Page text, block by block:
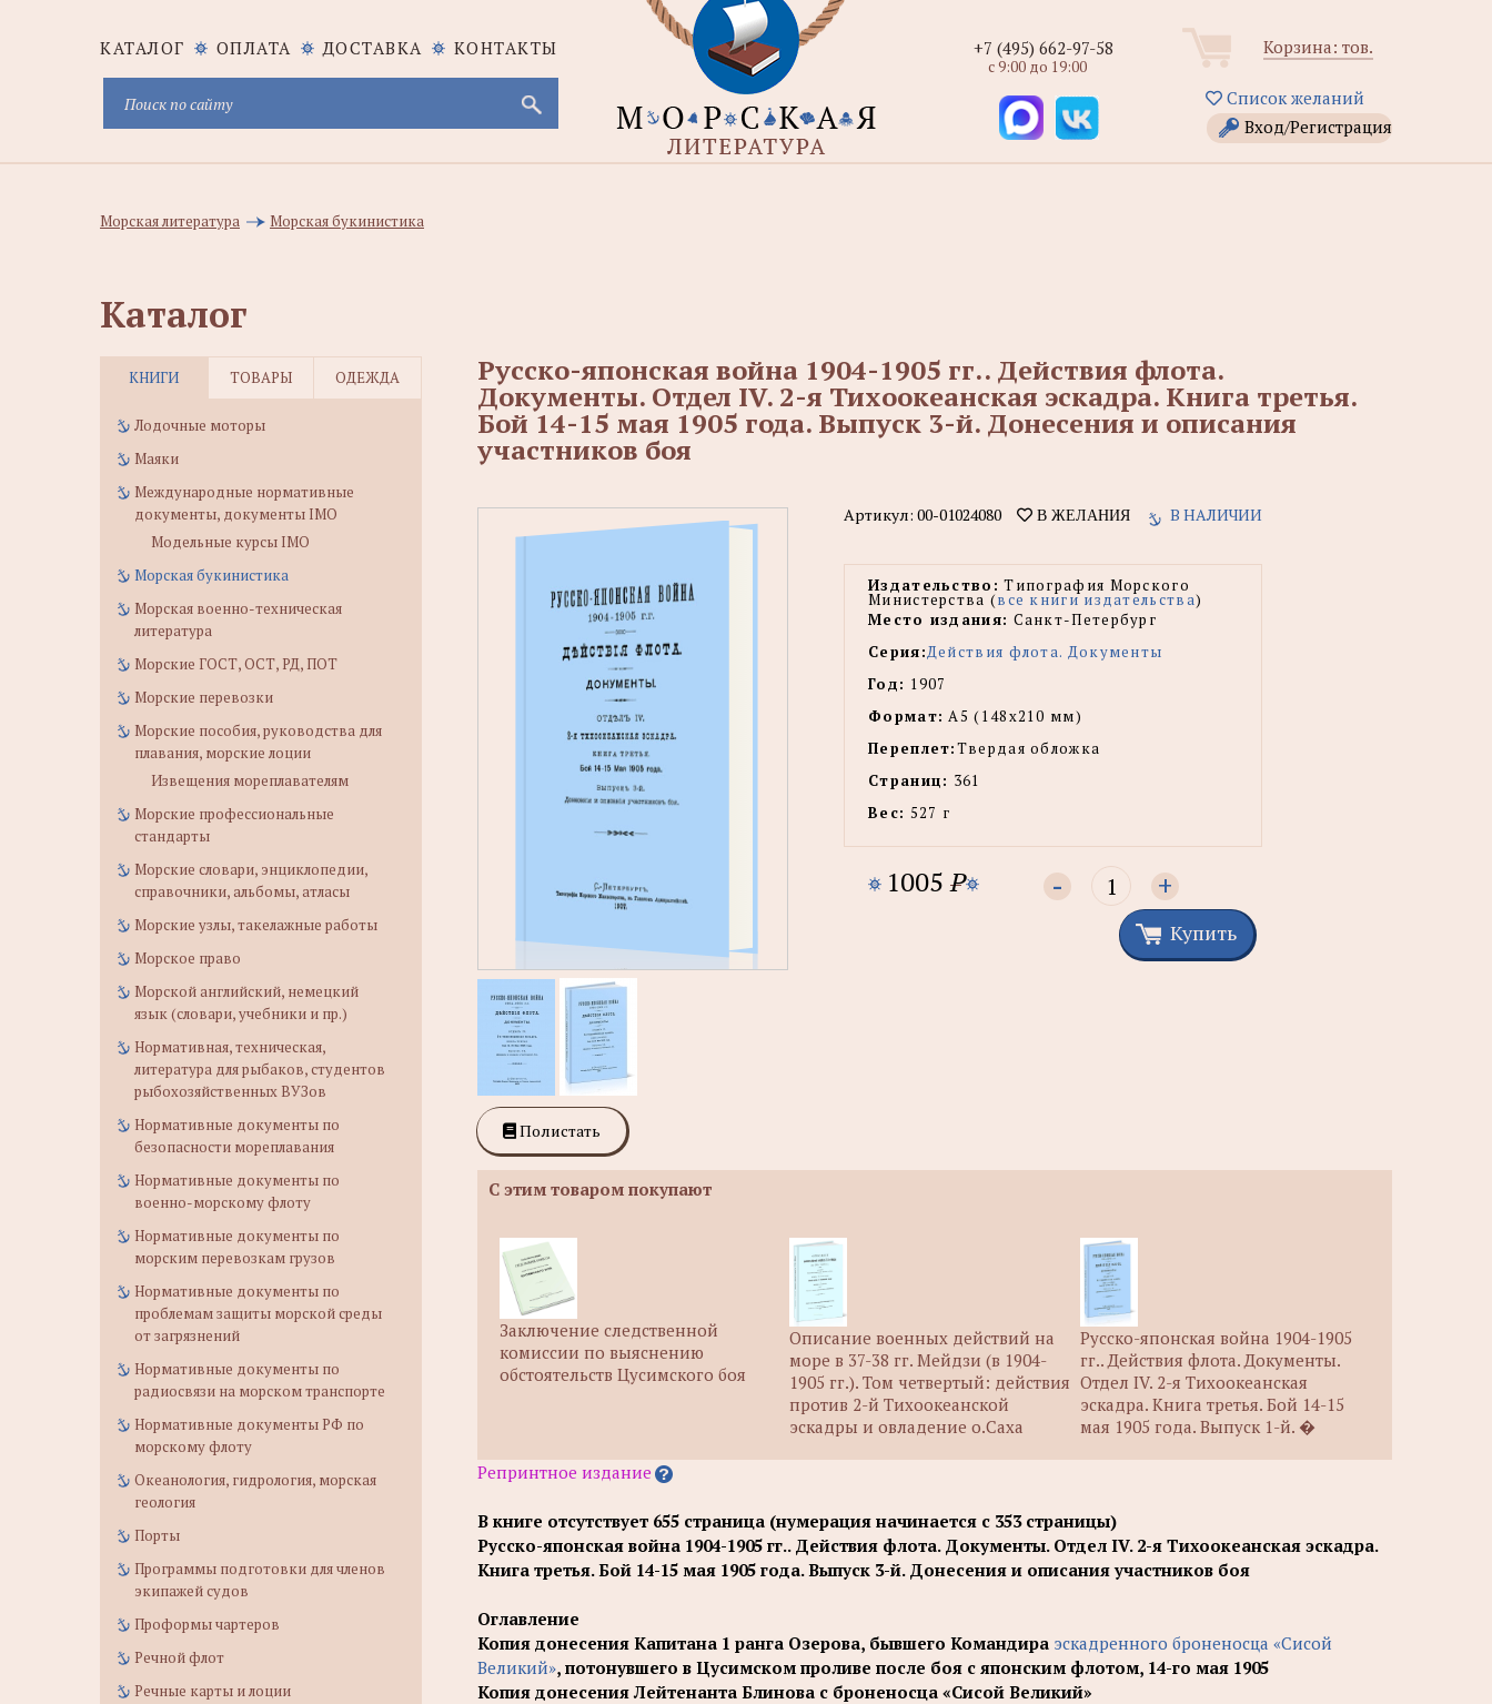
КАТАЛОГ ОПЛАТА ДОСТАВКА КОНТАКТЫ Корзина: тов.
Список желаний
Вход/Регистрация
+7 (495) 662-97-58
с 9:00 до 19:00
Морская литература Морская букинистика
Каталог
КНИГИ ТОВАРЫ ОДЕЖДА
Лодочные моторы
Маяки
Международные нормативные
документы, документы IMO
Модельные курсы IMO
Морская букинистика
Морская военно-техническая
литература
Морские ГОСТ, ОСТ, РД, ПОТ
Морские перевозки
Морские пособия, руководства для
плавания, морские лоции
Извещения мореплавателям
Морские профессиональные
стандарты
Морские словари, энциклопедии,
справочники, альбомы, атласы
Морские узлы, такелажные работы
Морское право
Морской английский, немецкий
язык (словари, учебники и пр.)
Нормативная, техническая,
литература для рыбаков, студентов
рыбохозяйственных ВУЗов
Нормативные документы по
безопасности мореплавания
Нормативные документы по
военно-морскому флоту
Нормативные документы по
морским перевозкам грузов
Нормативные документы по
проблемам защиты морской среды
от загрязнений
Нормативные документы по
радиосвязи на морском транспорте
Нормативные документы РФ по
морскому флоту
Океанология, гидрология, морская
геология
Порты
Программы подготовки для членов
экипажей судов
Проформы чартеров
Речной флот
Речные карты и лоции
Русско-японская война 1904-1905 гг.. Действия флота.
Документы. Отдел IV. 2-я Тихоокеанская эскадра. Книга третья.
Бой 14-15 мая 1905 года. Выпуск 3-й. Донесения и описания
участников боя
Полистать
Артикул: 00-01024080 В ЖЕЛАНИЯ В НАЛИЧИИ
Издательство: Типография Морского
Министерства (все книги издательства)
Место издания: Санкт-Петербург
Серия:Действия флота. Документы
Год: 1907
Формат: А5 (148x210 мм)
Переплет:Твердая обложка
Страниц: 361
Вес: 527 г
1005 P - +
Купить
С этим товаром покупают
Заключение следственной
комиссии по выяснению
обстоятельств Цусимского боя
Описание военных действий на
море в 37-38 гг. Мейдзи (в 1904-
1905 гг.). Том четвертый: действия
против 2-й Тихоокеанской
эскадры и овладение о.Саха
Русско-японская война 1904-1905
гг.. Действия флота. Документы.
Отдел IV. 2-я Тихоокеанская
эскадра. Книга третья. Бой 14-15
мая 1905 года. Выпуск 1-й. �
Репринтное издание
В книге отсутствует 655 страница (нумерация начинается с 353 страницы)
Русско-японская война 1904-1905 гг.. Действия флота. Документы. Отдел IV. 2-я Тихоокеанская эскадра.
Книга третья. Бой 14-15 мая 1905 года. Выпуск 3-й. Донесения и описания участников боя
Оглавление
Копия донесения Капитана 1 ранга Озерова, бывшего Командира эскадренного броненосца «Сисой
Великий», потонувшего в Цусимском проливе после боя с японским флотом, 14-го мая 1905
Копия донесения Лейтенанта Блинова с броненосца «Сисой Великий»